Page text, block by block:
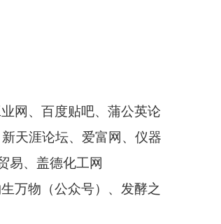
网、百度贴吧、蒲公英论
天涯论坛、爱富网、仪器
易、盖德化工网
万物（公众号）、发酵之